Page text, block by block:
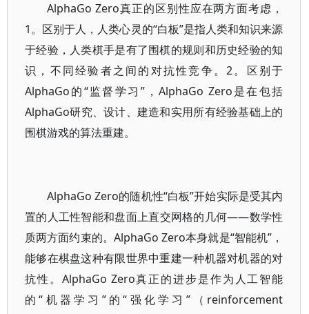
AlphaGo Zero真正的区别性应在两方面考虑，
1。区别于人，人类心灵的“白板”是指人类和知识来源
于经验，人类棋手是有了围棋的规则和历史经验的知
识，不同经验者之间的对抗性竞争。2。区别于
AlphaGo的“监督学习”，AlphaGo Zero是在包括
AlphaGo研究、设计、建造和实用所有经验基础上的
围棋游戏的算法重建。
AlphaGo Zero的随机性“白板”开始实际是受其内
置的人工性智能和盘面上直交网格的几何——数学性
质两方面约束的。AlphaGo Zero本身就是“智能机”，
能够在棋盘这种有限世界中重建一种机器对机器的对
抗性。AlphaGo Zero真正的进步是作为人工智能
的“机器学习”的“强化学习”（reinforcement